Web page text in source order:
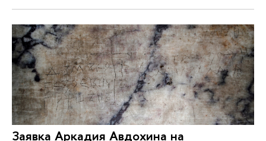
Заявка Аркадия Авдохина на